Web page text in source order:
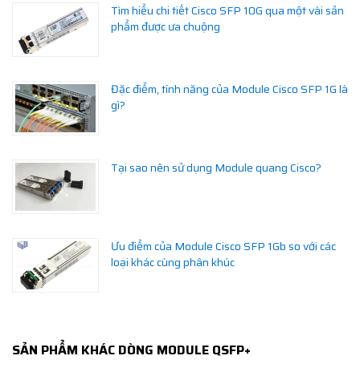
Tìm hiểu chi tiết Cisco SFP 10G qua một vài sản
phẩm được ưa chuộng
Đặc điểm, tính năng của Module Cisco SFP 1G là
gì?
Tại sao nên sử dụng Module quang Cisco?
Ưu điểm của Module Cisco SFP 1Gb so với các
loại khác cùng phân khúc
SẢN PHẨM KHÁC DÒNG MODULE QSFP+